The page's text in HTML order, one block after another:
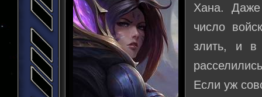
Хана.
число
злить, и в
Если уж